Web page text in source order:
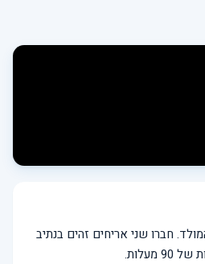
חברו שני אריחים זהים בנתיב